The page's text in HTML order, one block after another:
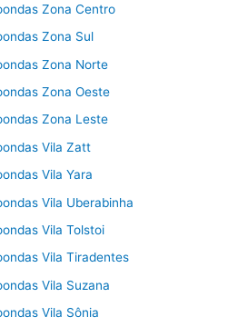
Zona Centro
Zona Sul
Zona Norte
Zona Oeste
Zona Leste
Vila Zatt
Vila Yara
Vila Uberabinha
Vila Tolstoi
Vila Tiradentes
Vila Suzana
Vila Sônia